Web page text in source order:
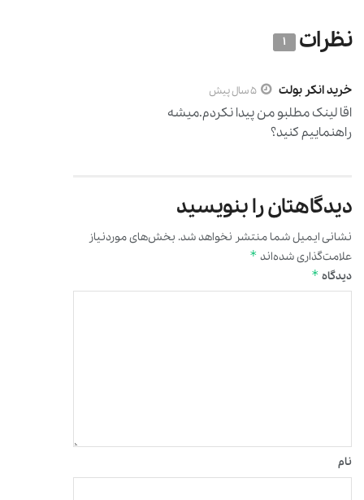
نظرات 1
خرید انکر بولت 5 سال پیش
اقا لینک مطلبو من پیدا نکردم.میشه
راهنماییم کنید؟
دیدگاهتان را بنویسید
نشانی ایمیل شما منتشر نخواهد شد. بخش‌های موردنیاز
علامت‌گذاری شده‌اند *
دیدگاه *
نام